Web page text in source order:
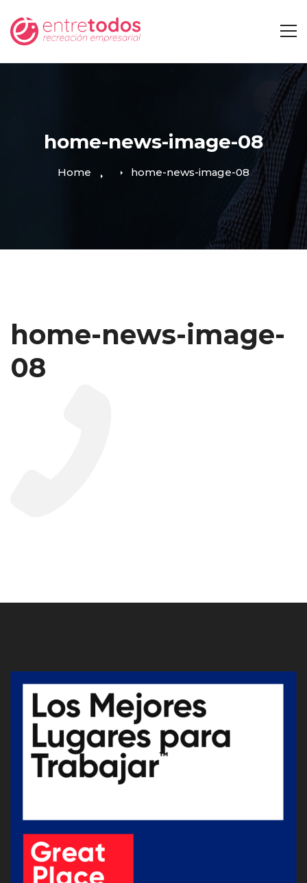
home-news-image-08
Home home-news-image-08
home-news-image-
08